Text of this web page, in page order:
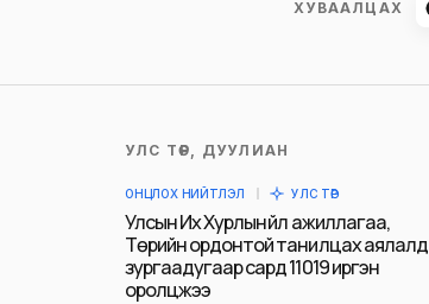
ХУВААЛЦАХ
УЛС ТӨР, ДУУЛИАН
ОНЦЛОХ НИЙТЛЭЛ УЛС ТӨР
Улсын Их Хурлын үйл ажиллагаа,
Төрийн ордонтой танилцах аялалд
зургаадугаар сард 11019 иргэн
оролцжээ